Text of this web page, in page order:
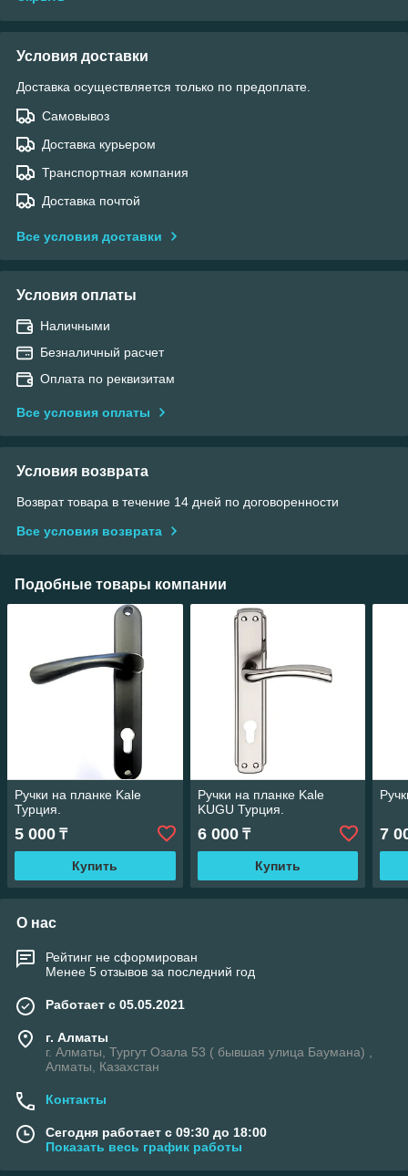
Условия доставки
Доставка осуществляется только по предоплате.
Самовывоз
Доставка курьером
Транспортная компания
Доставка почтой
Все условия доставки
Условия оплаты
Наличными
Безналичный расчет
Оплата по реквизитам
Все условия оплаты
Условия возврата
Возврат товара в течение 14 дней по договоренности
Все условия возврата
Подобные товары компании
Pучки на планке Kale
Турция.
5 000 ₸
Купить
Pучки на планке Kale
KUGU Турция.
6 000₸
Купить
7
О нас
Рейтинг не сформирован
Менее 5 отзывов за последний год
Работает с 05.05.2021
г. Алматы
г. Алматы, Тургут Озала 53 ( бывшая улица Баумана) ,
Алматы, Казахстан
Контакты
Сегодня работает с 09:30 до 18:00
Показать весь график работы